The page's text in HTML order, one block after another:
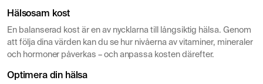
Hälsosam kost
En balanserad kost är en av nycklarna till långsiktig hälsa. Genom
att följa dina värden kan du se hur nivåerna av vitaminer, mineraler
och hormoner påverkas – och anpassa kosten därefter.
Optimera din hälsa